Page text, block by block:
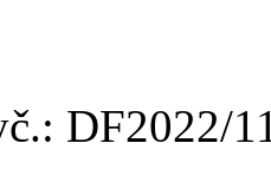
č.: DF2022/